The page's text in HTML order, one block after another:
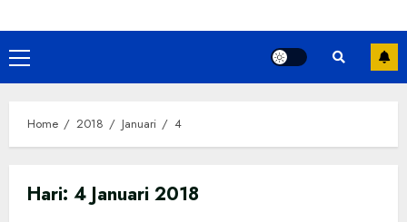
Primary
Menu
Home 2018 Januari 4
Hari: 4 Januari 2018